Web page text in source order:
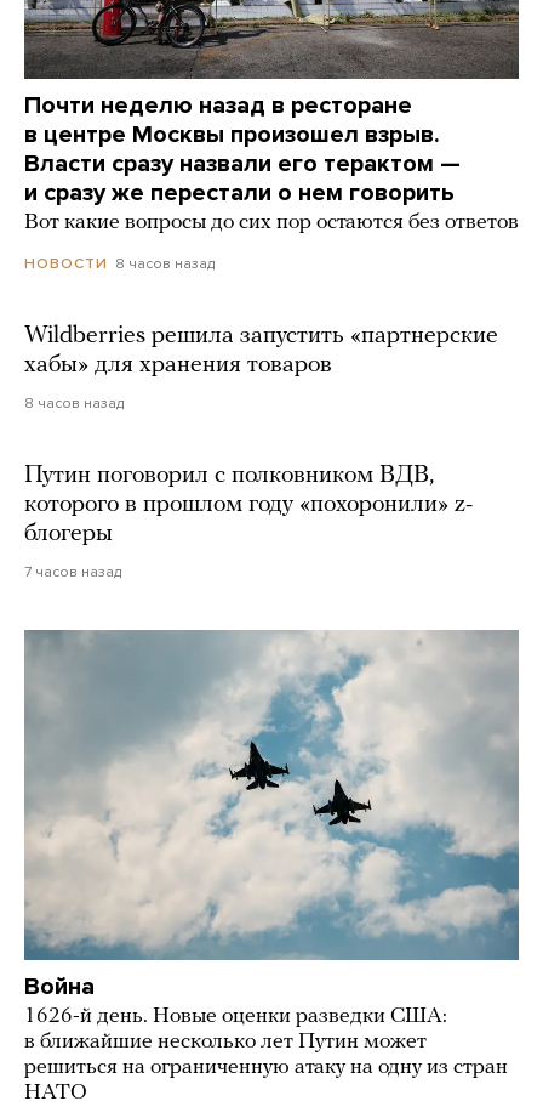
Почти неделю назад в ресторане
в центре Москвы произошел взрыв.
Власти сразу назвали его терактом —
и сразу же перестали о нем говорить
Вот какие вопросы до сих пор остаются без ответов
НОВОСТИ 8 часов назад
Wildberries решила запустить «партнерские
хабы» для хранения товаров
8 часов назад
Путин поговорил с полковником ВДВ,
которого в прошлом году «похоронили» z-
блогеры
7 часов назад
Война
1626-й день. Новые оценки разведки США:
в ближайшие несколько лет Путин может
решиться на ограниченную атаку на одну из стран
НАТО